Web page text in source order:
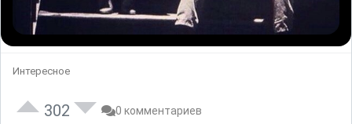
Интересное
302 0 комментариев